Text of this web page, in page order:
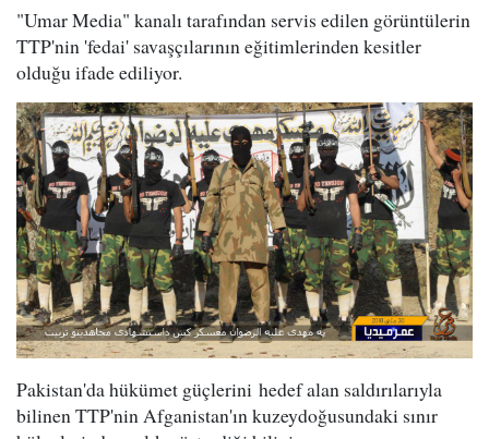
"Umar Media" kanalı tarafından servis edilen görüntülerin
TTP'nin 'fedai' savaşçılarının eğitimlerinden kesitler
olduğu ifade ediliyor.
Pakistan'da hükümet güçlerini hedef alan saldırılarıyla
bilinen TTP'nin Afganistan'ın kuzeydoğusundaki sınır